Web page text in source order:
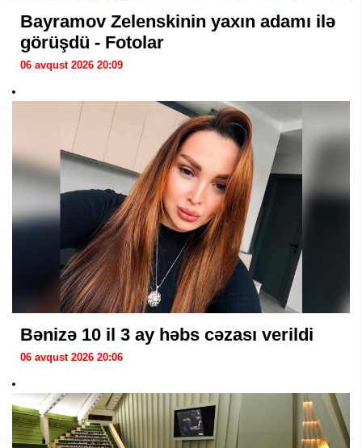
Bayramov Zelenskinin yaxın adamı ilə
görüşdü - Fotolar
06 avqust 2026 20:09
Bənizə 10 il 3 ay həbs cəzası verildi
06 avqust 2026 20:06